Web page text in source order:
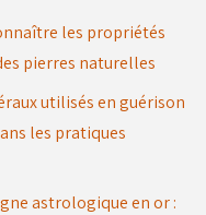
les propriétés
pierres naturelles
utilisés en guérison
les pratiques
astrologique en or :